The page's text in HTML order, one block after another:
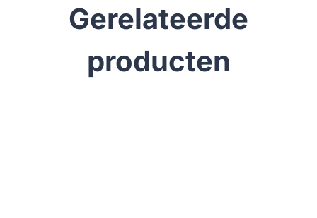
Gerelateerde
producten